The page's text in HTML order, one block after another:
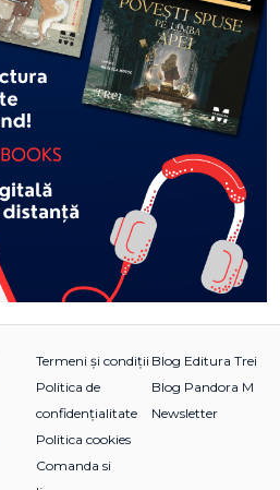
Termeni și condiții
Politica de
confidențialitate
Politica cookies
Comanda si
Blog Editura Trei
Blog Pandora M
Newsletter